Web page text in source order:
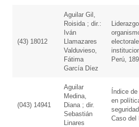
(43) 18012
Aguilar Gil,
Roisida ; dir.:
Iván
Llamazares
Valduvieso,
Fátima
García Díez
Perú,
(043) 14941
Aguilar
Medina,
Diana ; dir.
Sebastián
Linares
Índice
en
Caso del